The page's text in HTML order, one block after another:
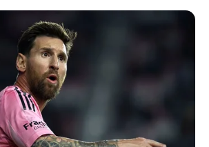
na glavni sadržaj
je pocepao ček
ne znajući
zapravo bila u toj